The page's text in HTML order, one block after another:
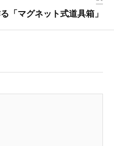
「マグネット式道具箱」